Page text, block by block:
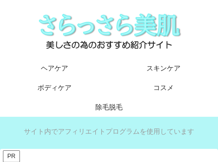
ヘアケア スキンケア
ボディケア コスメ
除毛脱毛
サイト内でアフィリエイトプログラムを使用しています
PR